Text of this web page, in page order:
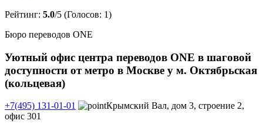
Рейтинг: 5.0/5 (Голосов: 1)
Бюро переводов ONE
Уютный офис центра переводов ONE в шаговой
доступности от метро в Москве у м. Октябрьская
(кольцевая)
+7(495) 131-01-01
Крымский Вал, дом 3, строение 2,
офис 301